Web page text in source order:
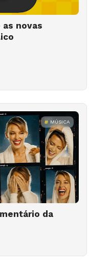
as novas
MÚSICA
da